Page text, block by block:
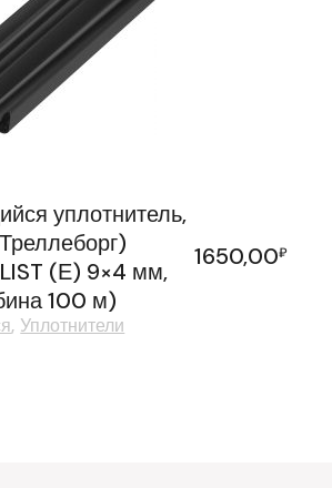
уплотнитель,
(Е) 9×4 мм,
100 м)
1650,00₽
Уплотнители